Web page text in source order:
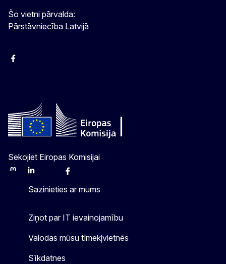
Šo vietni pārvalda:
Pārstāvniecība Latvijā
Facebook
Sekojiet Eiropas Komisijai
MastodonLinkedInBlueskyFacebook
Sazinieties ar mums
Ziņot par IT ievainojamību
Valodas mūsu tīmekļvietnēs
Sīkdatnes